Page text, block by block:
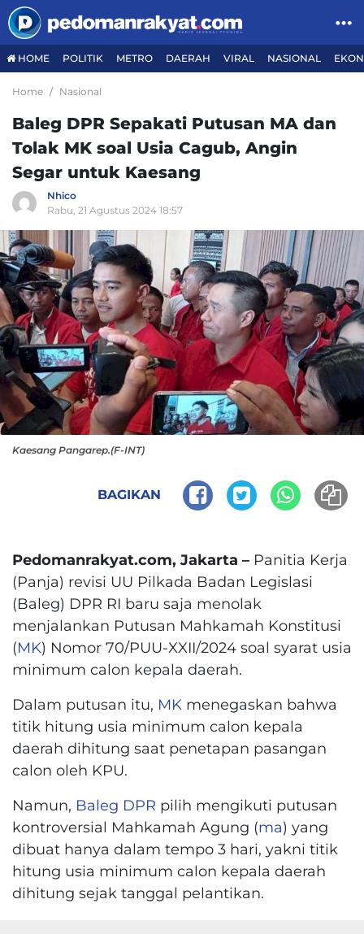
HOME POLITIK METRO DAERAH VIRAL NASIONAL
Home Nasional
Baleg DPR Sepakati Putusan MA dan
Tolak MK soal Usia Cagub, Angin
Segar untuk Kaesang
Nhico
Rabu, 21 Agustus 2024 18:57
Kaesang Pangarep.(F-INT)
BAGIKAN
Pedomanrakyat.com, Jakarta – Panitia Kerja
(Panja) revisi UU Pilkada Badan Legislasi
(Baleg) DPR RI baru saja menolak
menjalankan Putusan Mahkamah Konstitusi
(MK) Nomor 70/PUU-XXII/2024 soal syarat usia
minimum calon kepala daerah.
Dalam putusan itu, MK menegaskan bahwa
titik hitung usia minimum calon kepala
daerah dihitung saat penetapan pasangan
calon oleh KPU.
Namun, Baleg DPR pilih mengikuti putusan
kontroversial Mahkamah Agung (ma) yang
dibuat hanya dalam tempo 3 hari, yakni titik
hitung usia minimum calon kepala daerah
dihitung sejak tanggal pelantikan.